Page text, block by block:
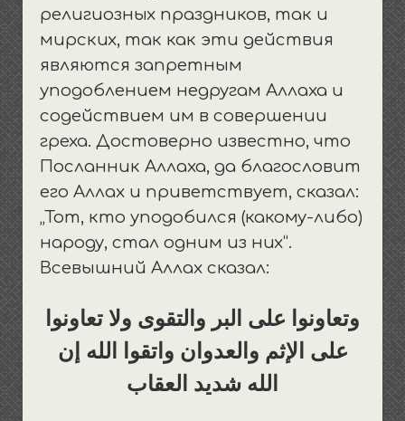
Похороны и кладбища
религиозных праздников, так и
мирских, так как эти действия
являются запретным
уподоблением недругам Аллаха и
содействием им в совершении
греха. Достоверно известно, что
Посланник Аллаха, да благословит
его Аллах и приветствует, сказал:
„Тот, кто уподобился (какому-либо)
народу, стал одним из них“.
Всевышний Аллах сказал:
وتعاونوا على البر والتقوى ولا تعاونوا
على الإثم والعدوان واتقوا الله إن
الله شديد العقاب